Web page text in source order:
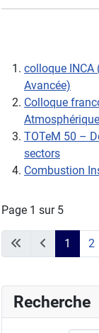
colloque
Avancée)
Colloque
TOTeM 50 –
sectors
Combustion
Page 1 sur 5
1 2
Recherche